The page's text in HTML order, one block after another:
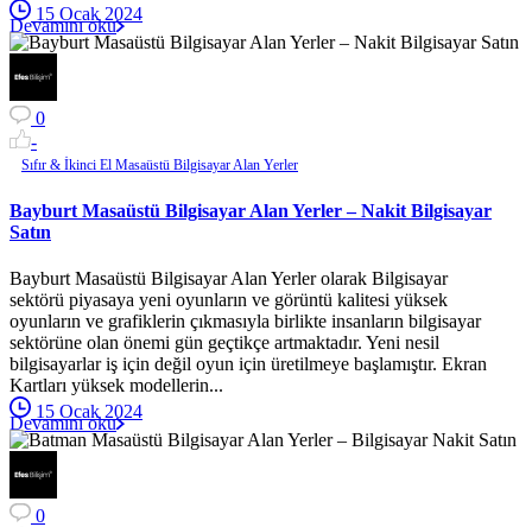
15 Ocak 2024
Devamını oku
0
-
Sıfır & İkinci El Masaüstü Bilgisayar Alan Yerler
Bayburt Masaüstü Bilgisayar Alan Yerler – Nakit Bilgisayar
Satın
Bayburt Masaüstü Bilgisayar Alan Yerler olarak Bilgisayar
sektörü piyasaya yeni oyunların ve görüntü kalitesi yüksek
oyunların ve grafiklerin çıkmasıyla birlikte insanların bilgisayar
sektörüne olan önemi gün geçtikçe artmaktadır. Yeni nesil
bilgisayarlar iş için değil oyun için üretilmeye başlamıştır. Ekran
Kartları yüksek modellerin...
15 Ocak 2024
Devamını oku
0